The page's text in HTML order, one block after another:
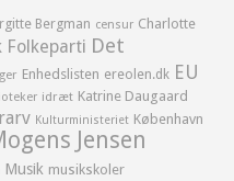
Bergman censur Charlotte
Folkeparti Det
Enhedslisten ereolen.dk EU
idræt Katrine Daugaard
Kulturministeriet København
Jensen
Musik musikskoler